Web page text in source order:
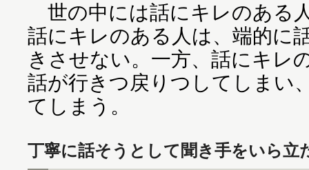
世の中には話にキレのある
話にキレのある人は、端的に
きさせない。一方、話にキレ
話が行きつ戻りつしてしまい
てしまう。
丁寧に話そうとして聞き手をいら立